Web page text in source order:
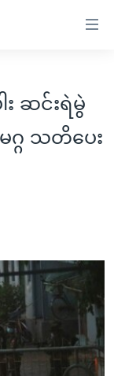
း ဆင်းရဲမွဲ
ဂ သတိပေး